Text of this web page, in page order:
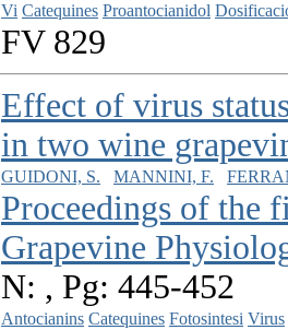
Vi Catequines Proantocianidol
FV 829
Effect of virus
in two wine
GUIDONI, S. MANNINI, F.
Proceedings of the
Grapevine
N: , Pg: 445-452
Antocianins Catequines Fotosintesi Virus